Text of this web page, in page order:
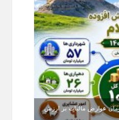
۱۰۷ میلیارد تومان عوارض مالیات بر ارزش